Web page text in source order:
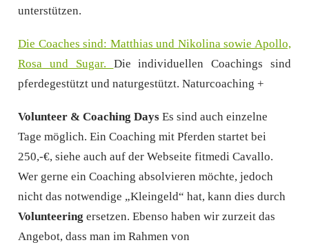
unterstützen.
Die Coaches sind: Matthias und Nikolina sowie Apollo,
Rosa und Sugar. Die individuellen Coachings sind
pferdegestützt und naturgestützt. Naturcoaching +
Volunteer & Coaching Days Es sind auch einzelne
Tage möglich. Ein Coaching mit Pferden startet bei
250,-€, siehe auch auf der Webseite fitmedi Cavallo.
Wer gerne ein Coaching absolvieren möchte, jedoch
nicht das notwendige „Kleingeld“ hat, kann dies durch
Volunteering ersetzen. Ebenso haben wir zurzeit das
Angebot, dass man im Rahmen von